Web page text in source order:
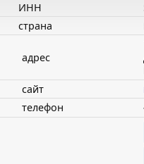
ИНН
страна
адрес
сайт
телефон